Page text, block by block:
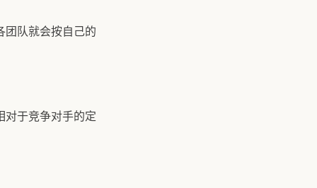
团队就会按自己的
对于竞争对手的定